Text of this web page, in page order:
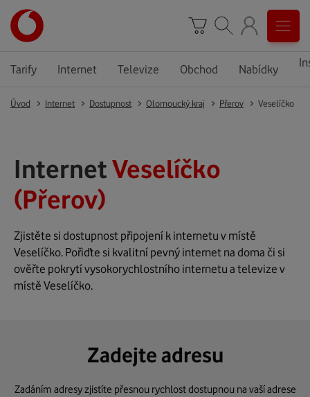
Tarify Internet Televize Obchod Nabídky
Úvod Internet Dostupnost Olomoucký kraj Přerov Veselíčko
InternetVeselíčko
(Přerov)
Zjistěte si dostupnost připojení k internetu v místě
Veselíčko. Pořiďte si kvalitní pevný internet na doma či si
ověřte pokrytí vysokorychlostního internetu a televize v
místě Veselíčko.
Zadejte adresu
Zadáním adresy zjistíte přesnou rychlost dostupnou na vaší adrese